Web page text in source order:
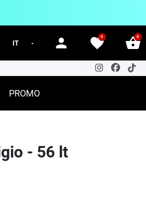
person favorite
0 shopping_basket
0
PROMO
- 56 lt